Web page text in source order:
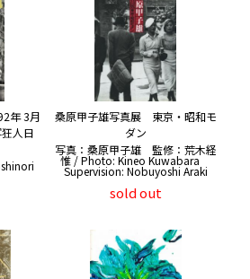
年 3月
人日
桑原甲子雄写真展 東京・昭和モ
ダン
写真：桑原甲子雄 監修：荒木経
惟 / Photo: Kineo Kuwabara
Supervision: Nobuyoshi Araki
sold out